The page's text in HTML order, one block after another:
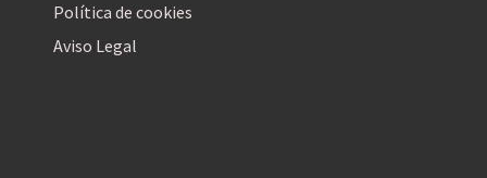
Política de cookies
Aviso Legal